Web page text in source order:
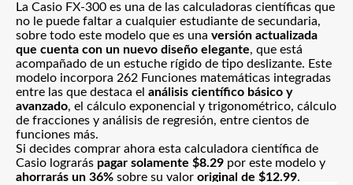
La Casio FX-300 es una de las calculadoras científicas que
no le puede faltar a cualquier estudiante de secundaria,
sobre todo este modelo que es una versión actualizada
que cuenta con un nuevo diseño elegante, que está
acompañado de un estuche rígido de tipo deslizante. Este
modelo incorpora 262 Funciones matemáticas integradas
entre las que destaca el análisis científico básico y
avanzado, el cálculo exponencial y trigonométrico, cálculo
de fracciones y análisis de regresión, entre cientos de
funciones más.
Si decides comprar ahora esta calculadora científica de
Casio lograrás pagar solamente $8.29 por este modelo y
ahorrarás un 36% sobre su valor original de $12.99.